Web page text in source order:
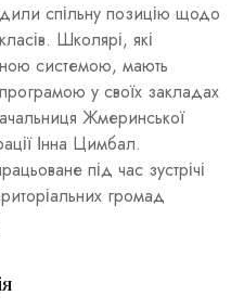
спільну позицію щодо
Школярі, які
системою, мають
у своїх закладах
Жмеринської
Інна Цимбал.
під час зустрічі
громад